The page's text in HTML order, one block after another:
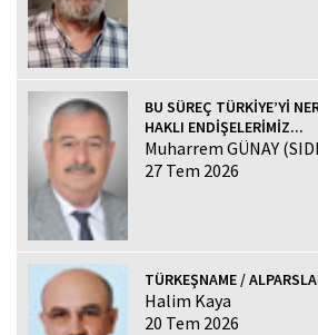
BU SÜREÇ TÜRKİYE’Yİ
HAKLI ENDİŞELERİMİZ...
Muharrem GÜNAY
27 Tem 2026
TÜRKEŞNAME /
Halim Kaya
20 Tem 2026